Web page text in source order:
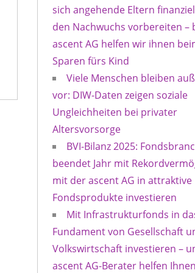
sich angehende Eltern
den Nachwuchs vorbereiten –
ascent AG helfen wir ihnen
Sparen fürs Kind
Viele Menschen bleiben
vor: DIW-Daten zeigen soziale
Ungleichheiten bei privater
Altersvorsorge
BVI-Bilanz 2025:
beendet Jahr mit
mit der ascent AG in attraktive
Fondsprodukte investieren
Mit Infrastrukturfonds in
Fundament von Gesellschaft
Volkswirtschaft investieren –
ascent AG-Berater helfen